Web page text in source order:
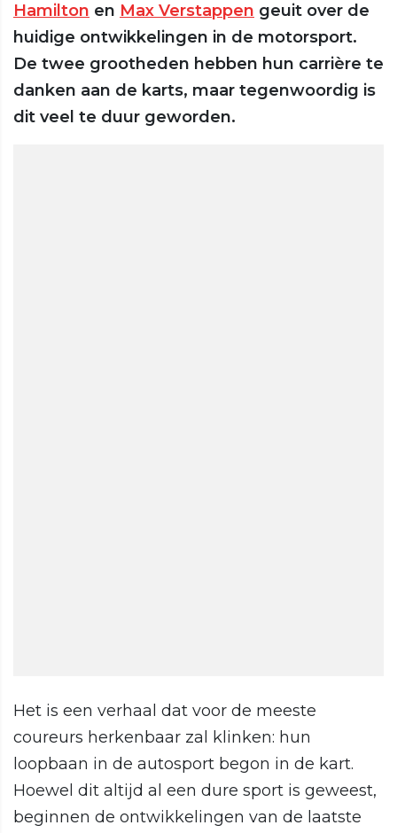
Hamilton en Max Verstappen geuit over de
huidige ontwikkelingen in de motorsport.
De twee grootheden hebben hun carrière te
danken aan de karts, maar tegenwoordig is
dit veel te duur geworden.
Het is een verhaal dat voor de meeste
coureurs herkenbaar zal klinken: hun
loopbaan in de autosport begon in de kart.
Hoewel dit altijd al een dure sport is geweest,
beginnen de ontwikkelingen van de laatste